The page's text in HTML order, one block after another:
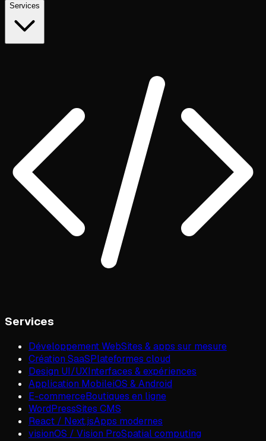
Services
Services
Développement WebSites & apps sur mesure
Création SaaSPlateformes cloud
Design UI/UXInterfaces & expériences
Application MobileiOS & Android
E-commerceBoutiques en ligne
WordPressSites CMS
React / Next.jsApps modernes
visionOS / Vision ProSpatial computing